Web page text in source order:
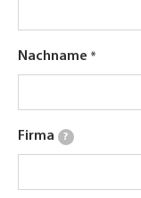
Nachname
Firma ?